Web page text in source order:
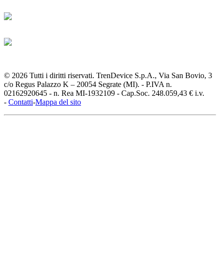
© 2026 Tutti i diritti riservati. TrenDevice S.p.A., Via San Bovio, 3
c/o Regus Palazzo K – 20054 Segrate (MI). - P.IVA n.
02162920645 - n. Rea MI-1932109 - Cap.Soc. 248.059,43 € i.v.
- Contatti-Mappa del sito